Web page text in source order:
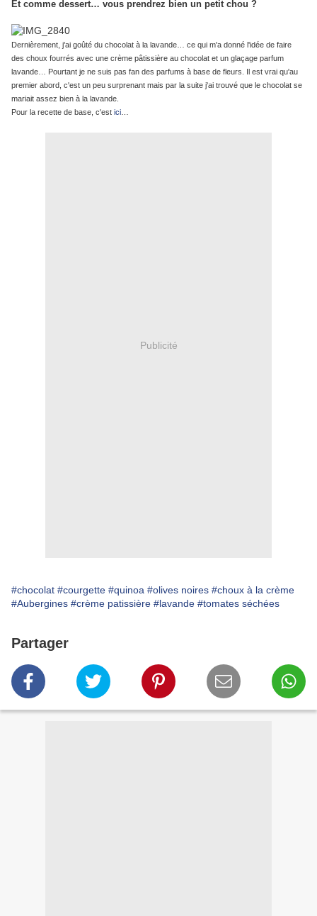
Et comme dessert… vous prendrez bien un petit chou ?
Dernièrement, j'ai goûté du chocolat à la lavande… ce qui m'a donné l'idée de faire
des choux fourrés avec une crème pâtissière au chocolat et un glaçage parfum
lavande… Pourtant je ne suis pas fan des parfums à base de fleurs. Il est vrai qu'au
premier abord, c'est un peu surprenant mais par la suite j'ai trouvé que le chocolat se
mariait assez bien à la lavande.
Pour la recette de base, c'est ici
Publicité
#chocolat #courgette #quinoa #olives noires #choux à la crème
#Aubergines #crème patissière #lavande #tomates séchées
Partager